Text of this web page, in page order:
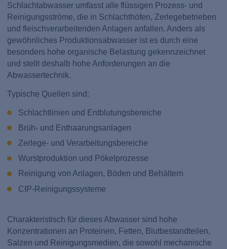
Schlachtabwasser umfasst alle flüssigen Prozess- und
Reinigungsströme, die in Schlachthöfen, Zerlegebetrieben
und fleischverarbeitenden Anlagen anfallen. Anders als
gewöhnliches Produktionsabwasser ist es durch eine
besonders hohe organische Belastung gekennzeichnet
und stellt deshalb hohe Anforderungen an die
Abwassertechnik.
Typische Quellen sind:
Schlachtlinien und Entblutungsbereiche
Brüh- und Enthaarungsanlagen
Zerlege- und Verarbeitungsbereiche
Wurstproduktion und Pökelprozesse
Reinigung von Anlagen, Böden und Behältern
CIP-Reinigungssysteme
Charakteristisch für dieses Abwasser sind hohe
Konzentrationen an Proteinen, Fetten, Blutbestandteilen,
Salzen und Reinigungsmedien, die sowohl mechanische